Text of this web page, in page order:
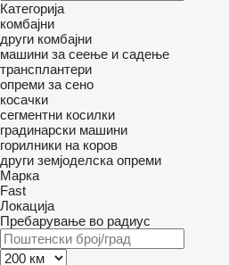
Категорија
комбајни
други комбајни
машини за сеење и садење
трансплантери
опреми за сено
косачки
сегментни косилки
градинарски машини
горилники на коров
други земјоделска опреми
Марка
Fast
Локација
Пребарување во радиус